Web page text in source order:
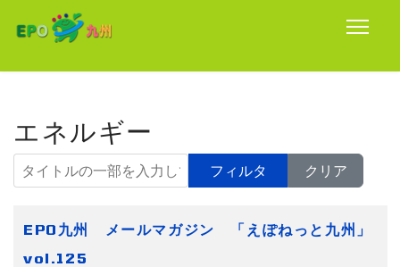
エネルギー
タイトルの一部を入力してください
フィルタ クリア
タイトル
EPO九州 メールマガジン 「えぽねっと九州」
vol.125